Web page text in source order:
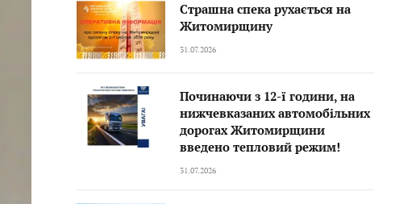
Страшна спека рухається на
Житомирщину
31.07.2026
Починаючи з 12-ї години, на
нижчевказаних автомобільних
дорогах Житомирщини
введено тепловий режим!
31.07.2026